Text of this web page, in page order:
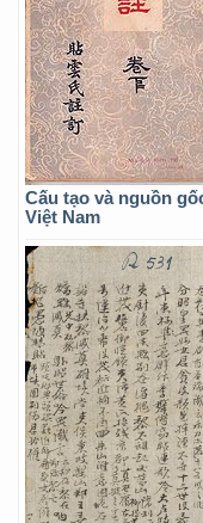
Cấu tạo và nguồn
Việt Nam